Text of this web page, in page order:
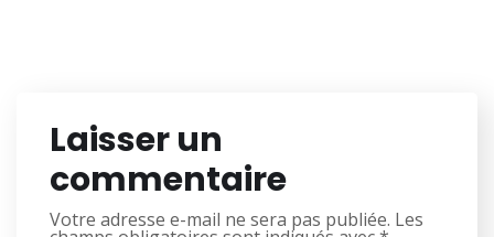
Laisser un
commentaire
Votre adresse e-mail ne sera pas publiée. Les